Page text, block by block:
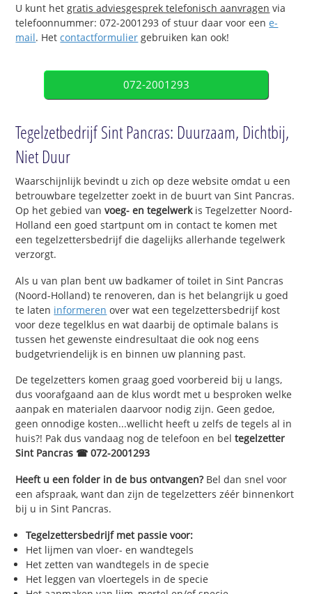
U kunt hetgratis adviesgesprek telefonisch aanvragen via
telefoonnummer: 072-2001293 of stuur daar voor eene-
mail. Hetcontactformulier gebruiken kan ook!
072-2001293
Tegelzetbedrijf Sint Pancras: Duurzaam, Dichtbij,
Niet Duur
Waarschijnlijk bevindt u zich op deze website omdat u een
betrouwbare tegelzetter zoekt in de buurt van Sint Pancras.
Op het gebied van voeg- en tegelwerkis Tegelzetter Noord-
Holland een goed startpunt om in contact te komen met
een tegelzettersbedrijf die dagelijks allerhande tegelwerk
verzorgt.
Als u van plan bent uw badkamer of toilet in Sint Pancras
(Noord-Holland) te renoveren, dan is het belangrijk u goed
te laten informeren over wat een tegelzettersbedrijf kost
voor deze tegelklus en wat daarbij de optimale balans is
tussen het gewenste eindresultaat die ook nog eens
budgetvriendelijk is en binnen uw planning past.
De tegelzetters komen graag goed voorbereid bij u langs,
dus voorafgaand aan de klus wordt met u besproken welke
aanpak en materialen daarvoor nodig zijn. Geen gedoe,
geen onnodige kosten...wellicht heeft u zelfs de tegels al in
huis?! Pak dus vandaag nog de telefoon en beltegelzetter
Sint Pancras ☎ 072-2001293
Heeft u een folder in de bus ontvangen?Bel dan snel voor
een afspraak, want dan zijn de tegelzetters zéér binnenkort
bij u in Sint Pancras.
Tegelzettersbedrijf met passie voor:
Het lijmen van vloer- en wandtegels
Het zetten van wandtegels in de specie
Het leggen van vloertegels in de specie